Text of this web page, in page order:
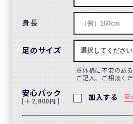
身長
足のサイズ
体格に不安のあ
ご記入、ご相談く
安心パック
[＋ 2,800円 ] 加入する 安